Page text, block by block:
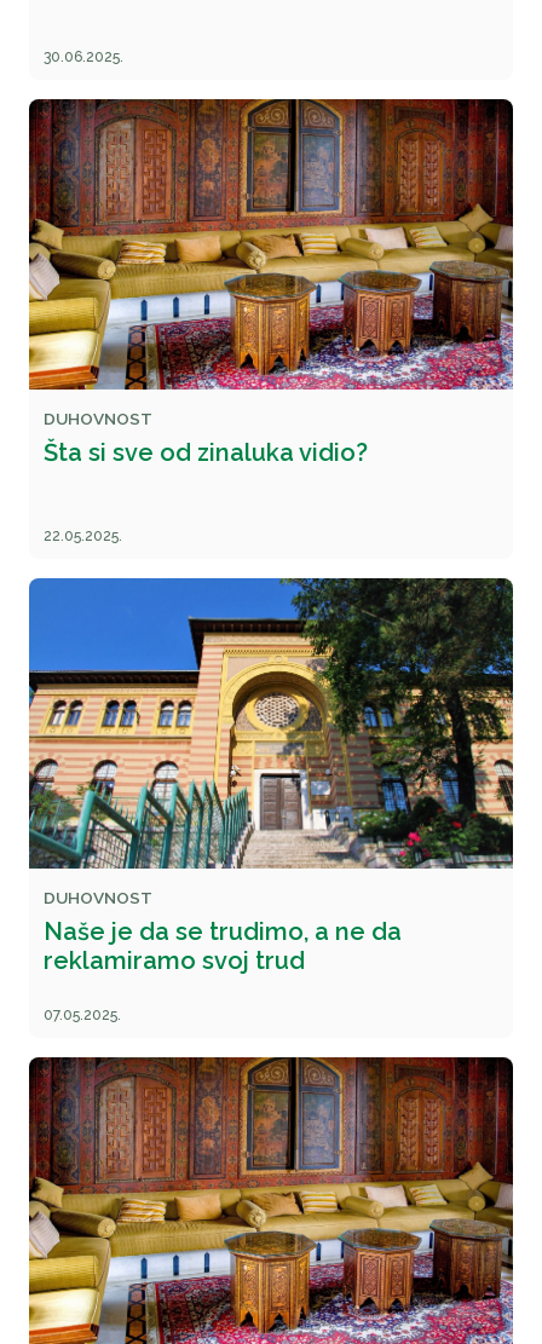
30.06.2025.
DUHOVNOST
Šta si sve od zinaluka vidio?
22.05.2025.
DUHOVNOST
Naše je da se trudimo, a ne da
reklamiramo svoj trud
07.05.2025.